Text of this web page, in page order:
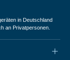
in Deutschland
an Privatpersonen.